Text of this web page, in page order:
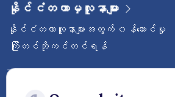
နိုင်ငံတကာမှလူနာများ
နိုင်ငံတကာလူနာများအတွက် ၀န်ဆောင်မှု
ကြိုတင်ဘိုကင်တင်ရန်
ဝေ့ဌာနီနိုင်ငံတကာဆေးရုံကြီ